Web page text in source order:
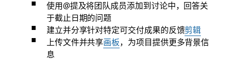
使用@提及将团队成员添加到讨论中，回答关
于截止日期的问题
建立并分享针对特定可交付成果的反馈剪辑
上传文件并共享画板，为项目提供更多背景信
息